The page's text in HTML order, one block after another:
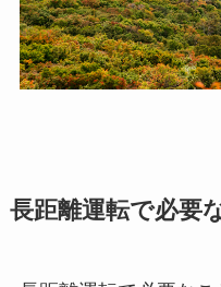
長距離運転で必要